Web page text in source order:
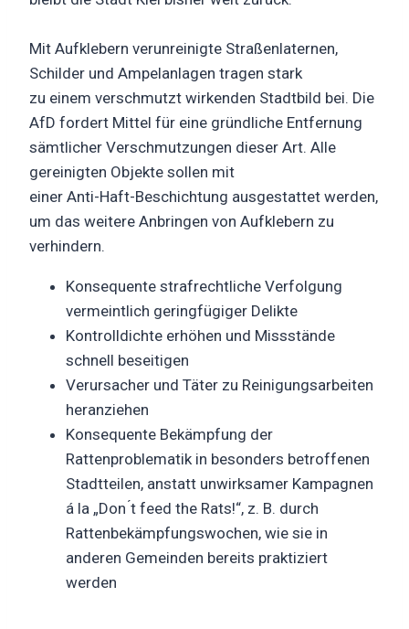
Mit Aufklebern verunreinigte Straßenlaternen,
Schilder und Ampelanlagen tragen stark
zu einem verschmutzt wirkenden Stadtbild bei. Die
AfD fordert Mittel für eine gründliche Entfernung
sämtlicher Verschmutzungen dieser Art. Alle
gereinigten Objekte sollen mit
einer Anti-Haft-Beschichtung ausgestattet werden,
um das weitere Anbringen von Aufklebern zu
verhindern.
Konsequente strafrechtliche Verfolgung
vermeintlich geringfügiger Delikte
Kontrolldichte erhöhen und Missstände
schnell beseitigen
Verursacher und Täter zu Reinigungsarbeiten
heranziehen
Konsequente Bekämpfung der
Rattenproblematik in besonders betroffenen
Stadtteilen, anstatt unwirksamer Kampagnen
á la „Don ́t feed the Rats!“, z. B. durch
Rattenbekämpfungswochen, wie sie in
anderen Gemeinden bereits praktiziert
werden